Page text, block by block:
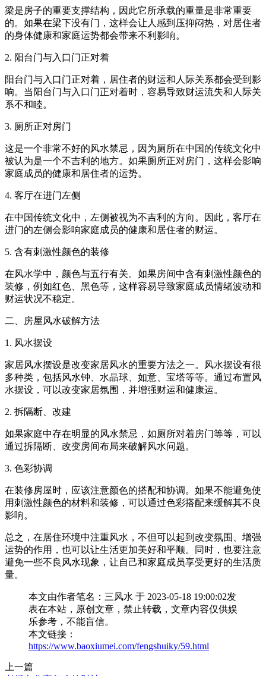
梁是房子的重要支撑结构，因此它所承载的重量是非常重要
的。如果在梁下没有门，这样会让人感到压抑闷热，对居住者
的身体健康和家庭运势都会带来不利影响。
2. 阳台门与入口门正对着
阳台门与入口门正对着，居住者的财运和人际关系都会受到影
响。当阳台门与入口门正对着时，容易导致财运流失和人际关
系不和睦。
3. 厕所正对房门
这是一个非常不好的风水禁忌，因为厕所在中国的传统文化中
被认为是一个不吉利的地方。如果厕所正对房门，这样会影响
家庭成员的健康和居住者的运势。
4. 客厅在进门左侧
在中国传统文化中，左侧被视为不吉利的方向。因此，客厅在
进门的左侧会影响家庭成员的健康和居住者的财运。
5. 含有刺激性颜色的装修
在风水学中，颜色与五行有关。如果房间中含有刺激性颜色的
装修，例如红色、黑色等，这样容易导致家庭成员情绪波动和
财运状况不稳定。
二、房屋风水破解方法
1. 风水摆设
家居风水摆设是改变家居风水的重要方法之一。风水摆设有很
多种类，包括风水钟、水晶球、如意、宝塔等等。通过布置风
水摆设，可以改变家居氛围，并增强财运和健康运。
2. 拆隔断、改建
如果家庭中存在明显的风水禁忌，如厕所对着房门等等，可以
通过拆隔断、改变房间布局来破解风水问题。
3. 色彩协调
在装修房屋时，应该注意颜色的搭配和协调。如果不能避免使
用刺激性颜色的材料和装修，可以通过色彩搭配来缓解其不良
影响。
总之，在居住环境中注重风水，不但可以起到改变氛围、增强
运势的作用，也可以让生活更加美好和平顺。同时，也要注意
避免一些不良风水现象，让自己和家庭成员享受更好的生活质
量。
本文由作者笔名：三风水 于 2023-05-18 19:00:02发
表在本站，原创文章，禁止转载，文章内容仅供娱
乐参考，不能盲信。
本文链接：
https://www.baoxiumei.com/fengshuiky/59.html
上一篇